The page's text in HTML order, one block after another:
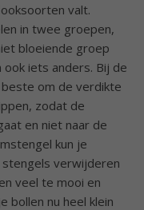
valt.
in twee groepen,
bloeiende groep
iets anders. Bij de
om de verdikte
zodat de
en niet naar de
kun je
verwijderen
veel te mooi en
bollen nu heel klein